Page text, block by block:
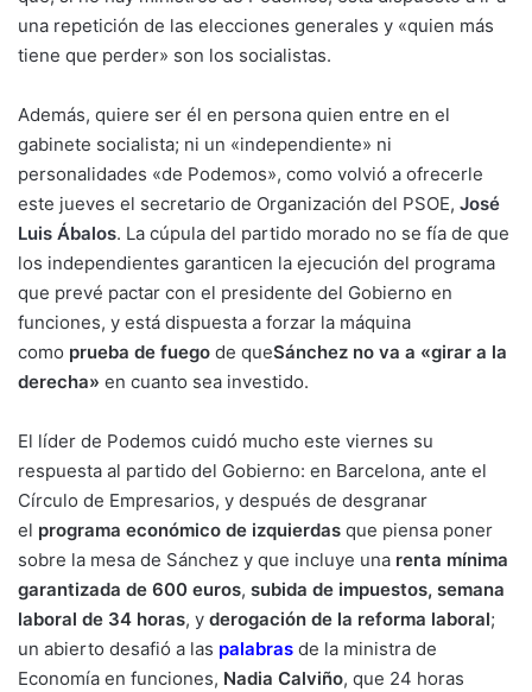
una repetición de las elecciones generales y «quien más
tiene que perder» son los socialistas.
Además, quiere ser él en persona quien entre en el
gabinete socialista; ni un «independiente» ni
personalidades «de Podemos», como volvió a ofrecerle
este jueves el secretario de Organización del PSOE, José
Luis Ábalos. La cúpula del partido morado no se fía de que
los independientes garanticen la ejecución del programa
que prevé pactar con el presidente del Gobierno en
funciones, y está dispuesta a forzar la máquina
como prueba de fuego de queSánchez no va a «girar a la
derecha» en cuanto sea investido.
El líder de Podemos cuidó mucho este viernes su
respuesta al partido del Gobierno: en Barcelona, ante el
Círculo de Empresarios, y después de desgranar
el programa económico de izquierdas que piensa poner
sobre la mesa de Sánchez y que incluye una renta mínima
garantizada de 600 euros, subida de impuestos, semana
laboral de 34 horas, y derogación de la reforma laboral;
un abierto desafió a las palabras de la ministra de
Economía en funciones, Nadia Calviño, que 24 horas